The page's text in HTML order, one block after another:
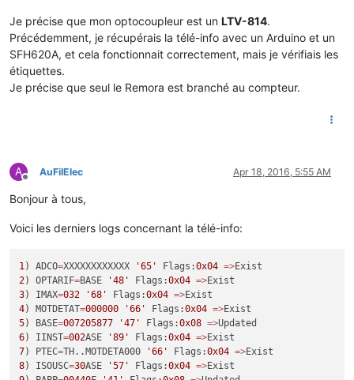
Je précise que mon optocoupleur est un LTV-814.
Précédemment, je récupérais la télé-info avec un Arduino et un
SFH620A, et cela fonctionnait correctement, mais je vérifiais les
étiquettes.
Je précise que seul le Remora est branché au compteur.
A
Offline
AuFilElec Apr 18, 2016, 5:55 AM
Bonjour à tous,
Voici les derniers logs concernant la télé-info:
1 ) ADCO=XXXXXXXXXXXX '65' Flags:0x04 =>
2) OPTARIF=BASE '48' Flags:0x04 =>
3) IMAX=032 '68' Flags:0x04 =>
4) MOTDETAT=000000 '66' Flags:0x04 =>
5) BASE=007205877 '47' Flags:0x08 =>
6) IINST=002ASE '89' Flags:0x04 =>
7) PTEC=TH..MOTDETA000 '66' Flags:0x04 =>
8) ISOUSC=30ASE '57' Flags:0x04 =>